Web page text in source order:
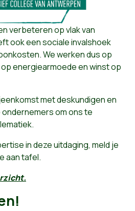
verbeteren op vlak van
ook een sociale invalshoek
We werken dus op
energiearmoede en winst op
met deskundigen en
om ons te
in deze uitdaging, meld je
aan tafel.